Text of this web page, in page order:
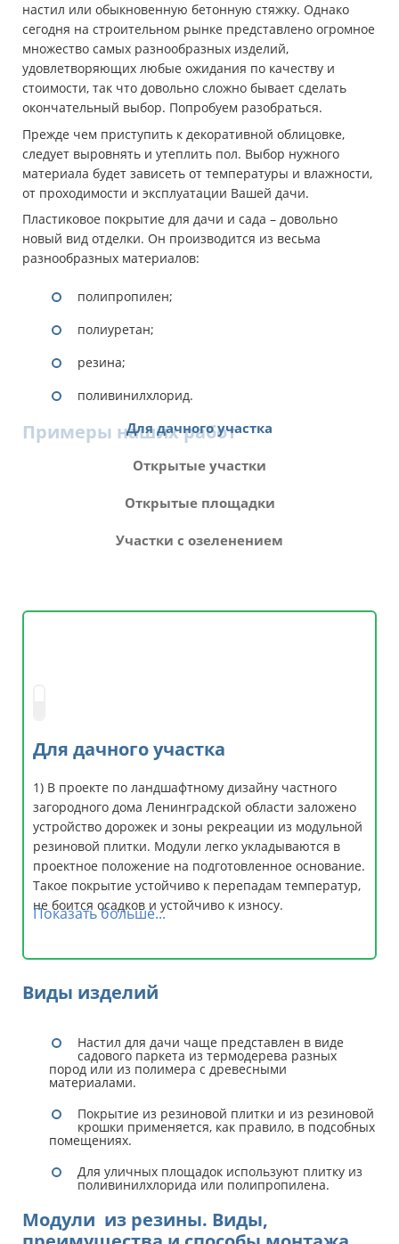
настил или обыкновенную бетонную стяжку. Однако
сегодня на строительном рынке представлено огромное
множество самых разнообразных изделий,
удовлетворяющих любые ожидания по качеству и
стоимости, так что довольно сложно бывает сделать
окончательный выбор. Попробуем разобраться.
Прежде чем приступить к декоративной облицовке,
следует выровнять и утеплить пол. Выбор нужного
материала будет зависеть от температуры и влажности,
от проходимости и эксплуатации Вашей дачи.
Пластиковое покрытие для дачи и сада – довольно
новый вид отделки. Он производится из весьма
разнообразных материалов:
полипропилен;
полиуретан;
резина;
поливинилхлорид.
Примеры наших работ
Для дачного участка
Открытые участки
Открытые площадки
Участки с озеленением
Для дачного участка
1) В проекте по ландшафтному дизайну частного
загородного дома Ленинградской области заложено
устройство дорожек и зоны рекреации из модульной
резиновой плитки. Модули легко укладываются в
проектное положение на подготовленное основание.
Такое покрытие устойчиво к перепадам температур,
не боится осадков и устойчиво к износу.
Показать больше...
Виды изделий
Настил для дачи чаще представлен в виде
садового паркета из термодерева разных
пород или из полимера с древесными
материалами.
Покрытие из резиновой плитки и из резиновой
крошки применяется, как правило, в подсобных
помещениях.
Для уличных площадок используют плитку из
поливинилхлорида или полипропилена.
Модули из резины. Виды,